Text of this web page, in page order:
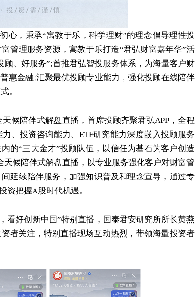
，秉承“寓教于乐，科学理财”的理念倡导理性投
管理服务资源，寓教于乐打造“君弘财富嘉年华”活
、好服务”;首推君弘智投服务体系，为海量客户财
惠金融;汇聚最优投顾专业能力，强化投顾在线陪伴
。
陪伴式解盘直播，首席投顾齐聚君弘APP，全程
、投资咨询能力、ETF研究能力深度嵌入投顾服务
的“三大金才”投顾队伍，以信任为基石为客户创造
天候陪伴式解盘直播，以专业服务强化客户对财富管
延续陪伴服务，加强知识普及和理念宣导，通过专
资把握A股时代机遇。
好创新中国”特别直播，国泰君安研究所所长黄燕
者关注，特别直播现场互动热烈，带领海量投资者